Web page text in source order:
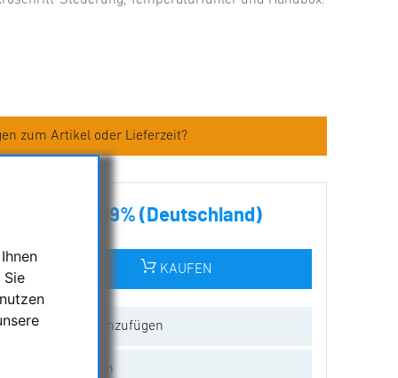
zum Artikel oder Lieferzeit?
inkl. MwSt. 19% (Deutschland)
KAUFEN
Wunschliste hinzufügen
Vergleichen